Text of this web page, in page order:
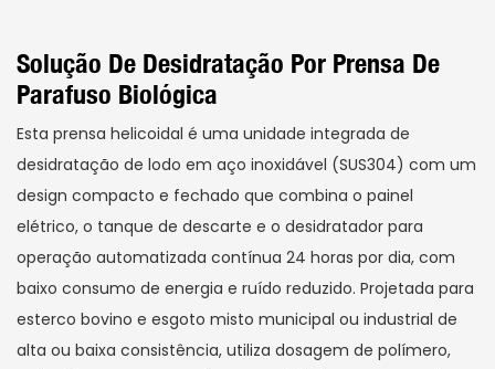
Solução De Desidratação Por Prensa De
Parafuso Biológica
Esta prensa helicoidal é uma unidade integrada de
desidratação de lodo em aço inoxidável (SUS304) com um
design compacto e fechado que combina o painel
elétrico, o tanque de descarte e o desidratador para
operação automatizada contínua 24 horas por dia, com
baixo consumo de energia e ruído reduzido. Projetada para
esterco bovino e esgoto misto municipal ou industrial de
alta ou baixa consistência, utiliza dosagem de polímero,